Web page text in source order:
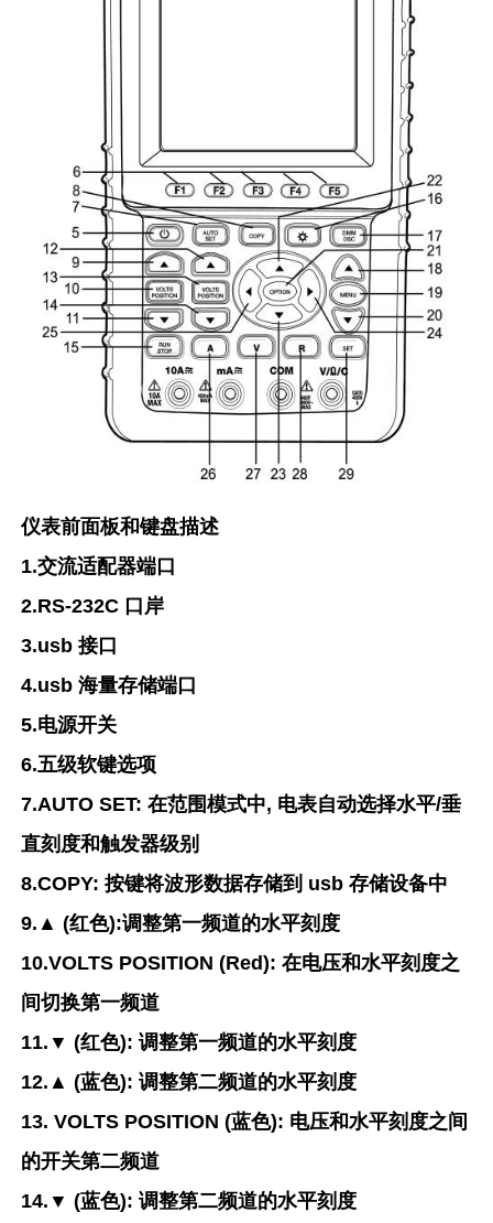
仪表前面板和键盘描述
1.交流适配器端口
2.RS-232C 口岸
3.usb 接口
4.usb 海量存储端口
5.电源开关
6.五级软键选项
7.AUTO SET: 在范围模式中, 电表自动选择水平/垂
直刻度和触发器级别
8.COPY: 按键将波形数据存储到 usb 存储设备中
9.▲ (红色):调整第一频道的水平刻度
10.VOLTS POSITION (Red): 在电压和水平刻度之
间切换第一频道
11.▼ (红色): 调整第一频道的水平刻度
12.▲ (蓝色): 调整第二频道的水平刻度
13. VOLTS POSITION (蓝色): 电压和水平刻度之间
的开关第二频道
14.▼ (蓝色): 调整第二频道的水平刻度